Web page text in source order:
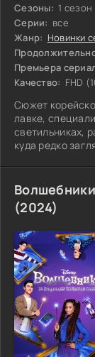
Сезоны: 1 сезон
Серии: все
Жанр: Новинки
Премьера
Качество: FHD
Сюжет
лавке,
светильниках,
куда редко
(2024)